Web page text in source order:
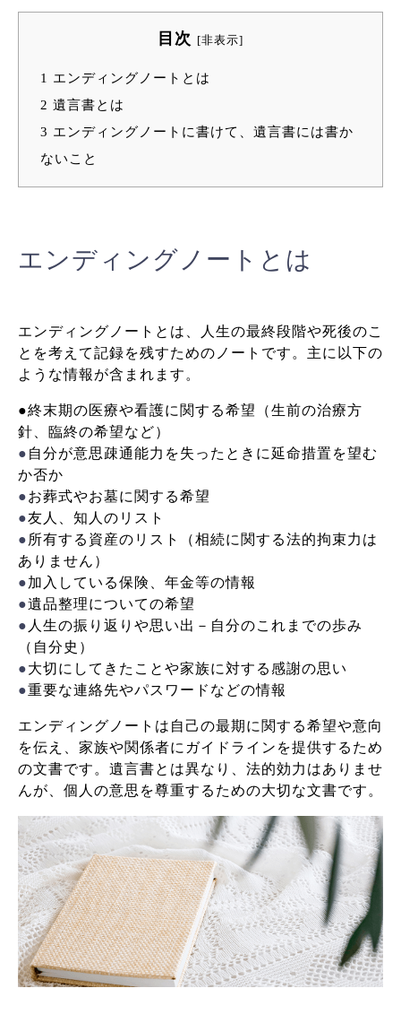
目次 [非表示]
1 エンディングノートとは
2 遺言書とは
3 エンディングノートに書けて、遺言書には書か
ないこと
エンディングノートとは
エンディングノートとは、人生の最終段階や死後のこ
とを考えて記録を残すためのノートです。主に以下の
ような情報が含まれます。
●終末期の医療や看護に関する希望（生前の治療方
針、臨終の希望など）
● 自分が意思疎通能力を失ったときに延命措置を望む
か否か
●お葬式やお墓に関する希望
●友人、知人のリスト
● 所有する資産のリスト（相続に関する法的拘束力は
ありません）
●加入している保険、年金等の情報
●遺品整理についての希望
● 人生の振り返りや思い出－自分のこれまでの歩み
（自分史）
●大切にしてきたことや家族に対する感謝の思い
●重要な連絡先やパスワードなどの情報
エンディングノートは自己の最期に関する希望や意向
を伝え、家族や関係者にガイドラインを提供するため
の文書です。遺言書とは異なり、法的効力はありませ
んが、個人の意思を尊重するための大切な文書です。